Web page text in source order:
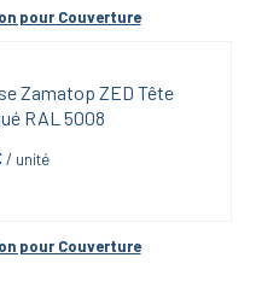
pour Couverture
Zamatop ZED Tête
RAL 5008
/ unité
pour Couverture